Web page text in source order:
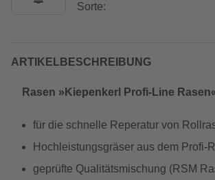
Sorte:
ARTIKELBESCHREIBUNG
Rasen »Kiepenkerl Profi-Line
für die schnelle Reperatur von
Hochleistungsgräser aus dem Profi-
geprüfte Qualitätsmischung (RSM